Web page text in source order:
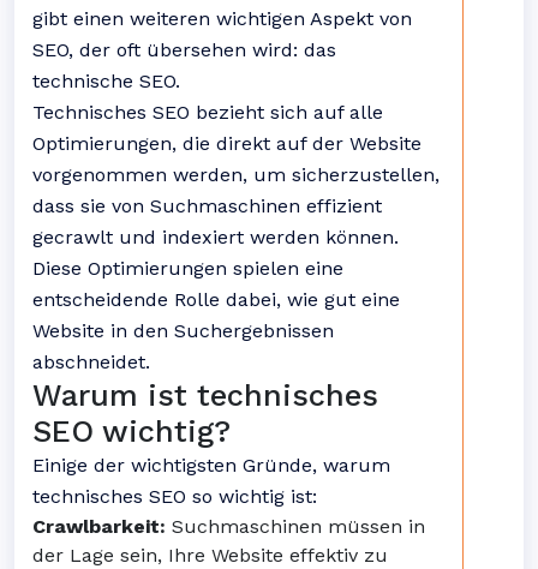
gibt einen weiteren wichtigen Aspekt von
SEO, der oft übersehen wird: das
technische SEO.
Technisches SEO bezieht sich auf alle
Optimierungen, die direkt auf der Website
vorgenommen werden, um sicherzustellen,
dass sie von Suchmaschinen effizient
gecrawlt und indexiert werden können.
Diese Optimierungen spielen eine
entscheidende Rolle dabei, wie gut eine
Website in den Suchergebnissen
abschneidet.
Warum ist technisches
SEO wichtig?
Einige der wichtigsten Gründe, warum
technisches SEO so wichtig ist:
Crawlbarkeit: Suchmaschinen müssen in
der Lage sein, Ihre Website effektiv zu